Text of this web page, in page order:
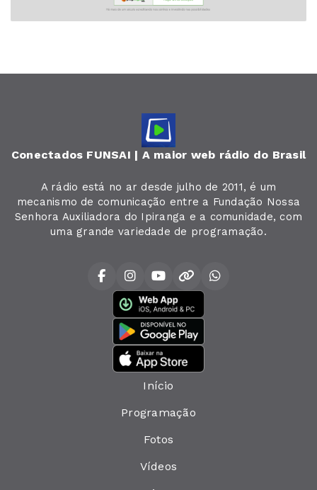
Conectados FUNSAI | A maior web rádio do Brasil
A rádio está no ar desde julho de 2011, é um
mecanismo de comunicação entre a Fundação Nossa
Senhora Auxiliadora do Ipiranga e a comunidade, com
uma grande variedade de programação.
Início
Programação
Fotos
Vídeos